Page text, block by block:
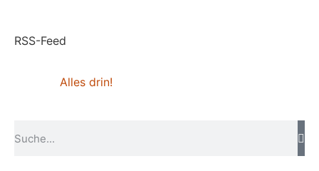
RSS-Feed
Alles drin!